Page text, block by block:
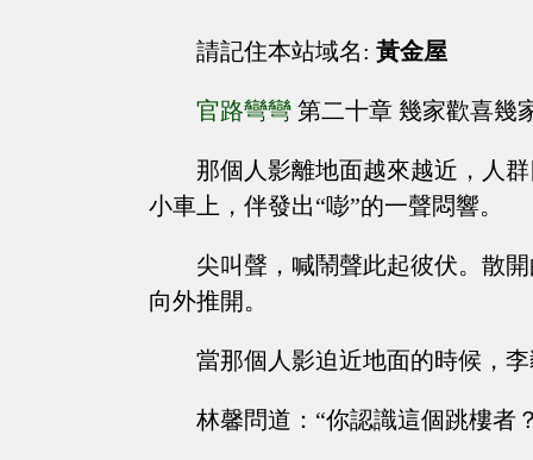
請記住本站域名: 黃金屋
官路彎彎 第二十章 幾家歡喜幾
那個人影離地面越來越近，人
小車上，伴發出“嘭”的一聲悶響。
尖叫聲，喊鬧聲此起彼伏。散
向外推開。
當那個人影迫近地面的時候，
林馨問道：“你認識這個跳樓者